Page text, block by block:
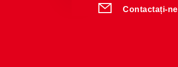
Contactați-ne